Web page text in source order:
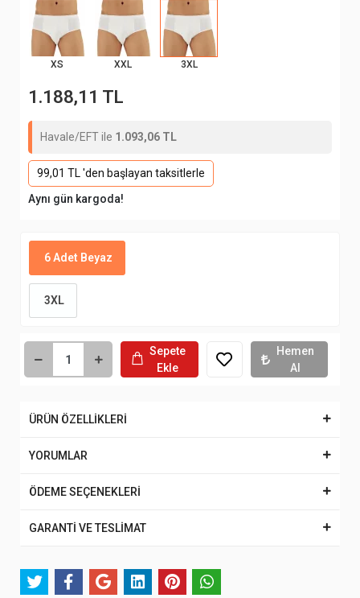
XS XXL 3XL
1.188,11 TL
Havale/EFT ile 1.093,06 TL
99,01 TL 'den başlayan taksitlerle
Aynı gün kargoda!
6 Adet Beyaz
3XL
Sepete
Ekle
Hemen
Al
ÜRÜN ÖZELLİKLERİ
YORUMLAR
ÖDEME SEÇENEKLERİ
GARANTİ VE TESLİMAT